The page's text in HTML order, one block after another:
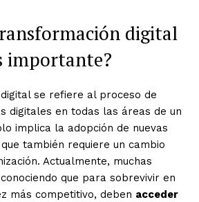
digital
importante?
se refiere al proceso de
digitales en todas las áreas de un
implica la adopción de nuevas
también requiere un cambio
Actualmente, muchas
que para sobrevivir en
más competitivo, deben acceder